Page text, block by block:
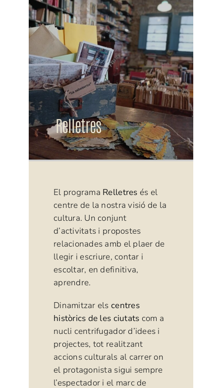
Relletres
El programa Relletres és el
centre de la nostra visió de la
cultura. Un conjunt
d’activitats i propostes
relacionades amb el plaer de
llegir i escriure, contar i
escoltar, en definitiva,
aprendre.
Dinamitzar els centres
històrics de les ciutats com a
nucli centrifugador d’idees i
projectes, tot realitzant
accions culturals al carrer on
el protagonista sigui sempre
l’espectador i el marc de